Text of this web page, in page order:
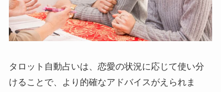
タロット自動占いは、恋愛の状況に応じて使い分
けることで、より的確なアドバイスがえられま